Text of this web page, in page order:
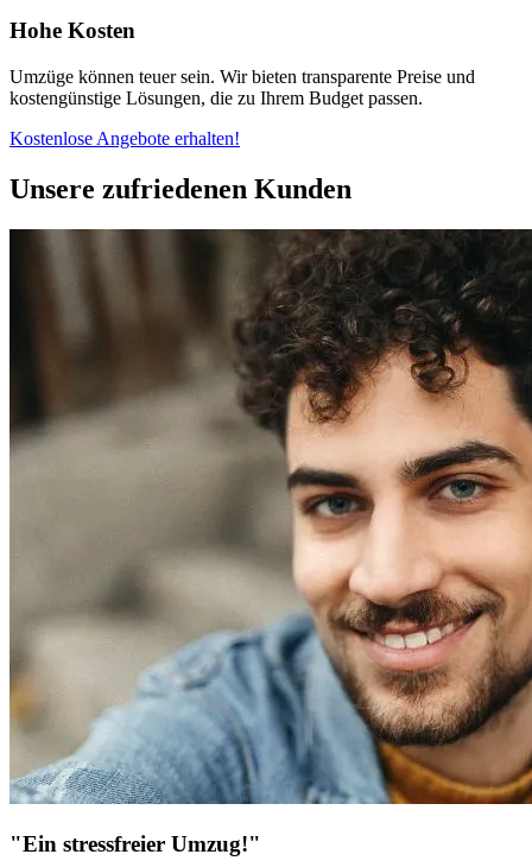
Hohe Kosten
Umzüge können teuer sein. Wir bieten transparente Preise und
kostengünstige Lösungen, die zu Ihrem Budget passen.
Kostenlose Angebote erhalten!
Unsere zufriedenen Kunden
"Ein stressfreier Umzug!"